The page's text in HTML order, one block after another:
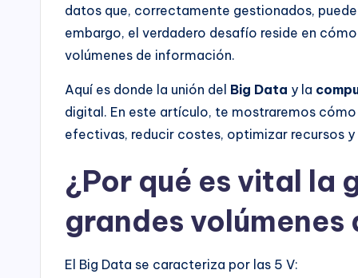
datos que, correctamente gestionados,
embargo, el verdadero desafío reside en
volúmenes de información.
Aquí es donde la unión del Big Data y la
digital. En este artículo, te mostraremos
efectivas, reducir costes, optimizar recursos
¿Por qué es vital la
grandes volúmenes
El Big Data se caracteriza por las 5 V: